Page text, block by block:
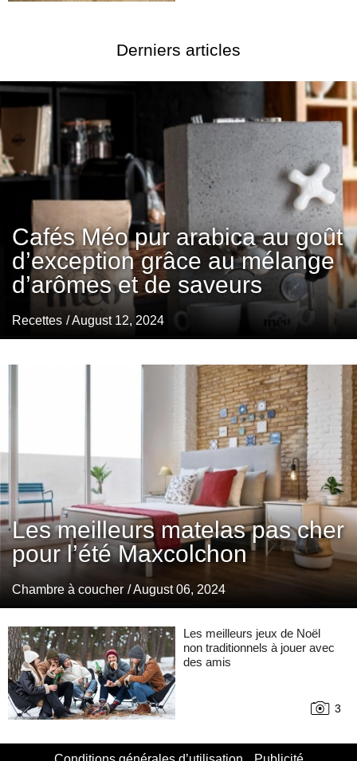
Derniers articles
Cafés Méo pur arabica au goût
d’exception grâce au mélange
d’arômes et de saveurs
Recettes / August 12, 2024
Les meilleurs matelas pas cher
pour l’été Maxcolchon
Chambre à coucher / August 06, 2024
Les meilleurs jeux de Noël
non traditionnels à jouer avec
des amis
3